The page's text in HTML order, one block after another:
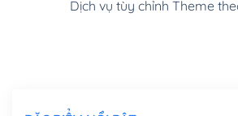
Cài đặt SMTP Mail cho site
Dịch vụ tùy chỉnh Theme